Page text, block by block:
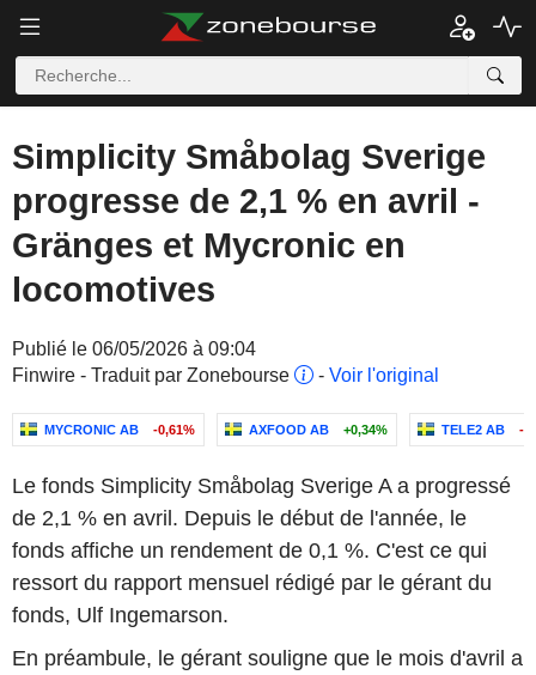
Simplicity Småbolag Sverige
progresse de 2,1 % en avril -
Gränges et Mycronic en
locomotives
Publié le 06/05/2026 à 09:04
Finwire - Traduit par Zonebourse
- Voir l'original
MYCRONIC AB -0,61% AXFOOD AB +0,34% TELE2 AB -
Le fonds Simplicity Småbolag Sverige A a progressé
de 2,1 % en avril. Depuis le début de l'année, le
fonds affiche un rendement de 0,1 %. C'est ce qui
ressort du rapport mensuel rédigé par le gérant du
fonds, Ulf Ingemarson.
En préambule, le gérant souligne que le mois d'avril a